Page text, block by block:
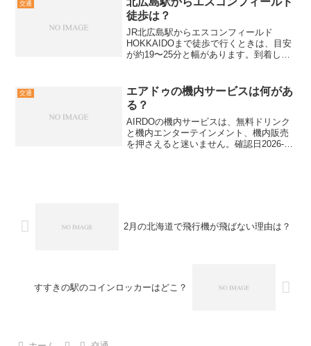
交通
徒歩は？
JR北広島駅からエスコンフィールド
HOKKAIDOまで徒歩で行くときは、目安
が約19〜25分と幅があります。到着した
最新案内を前提に動くのが安全です。こ
の記事では、北広...
交通
エアドゥの機内サービスは何があ
る？
AIRDOの機内サービスは、無料ドリンク
と機内エンターテインメント、機内販売
を押さえると迷いません。確認日2026-
2月の北海道で飛行機が飛ばない理由は？
すすきの駅のコインロッカーはどこ？